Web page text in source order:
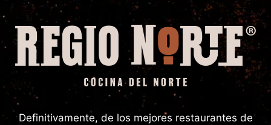
Definitivamente, de los mejores restaurantes de